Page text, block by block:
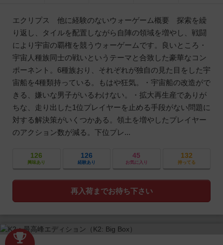
エクリプス 他に経験のないウォーゲーム概要 探索を繰
り返し、タイルを配置しながら自陣の領域を増やし、戦闘
により宇宙の覇権を競うウォーゲームです。良いところ・
宇宙人種族同士の戦いというテーマと合致した豪華なコン
ポーネント。6種族おり、それぞれが独自の見た目をした宇
宙船を4種類持っている。もはや狂気。・宇宙船の改造がで
きる、嫌いな男子がいるわけない。・拡大再生産でありが
ちな、走り出した1位プレイヤーを止める手段がない問題に
対する解決策がいくつかある。領土を増やしたプレイヤー
のアクション数が減る。下位プレ...
126
興味あり
126
経験あり
45
お気に入り
132
持ってる
再入荷までお待ち下さい